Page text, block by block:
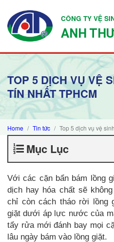
CÔNG TY VỆ
ANH
TOP 5 DỊCH VỤ VỆ
TÍN NHẤT TPHCM
Home Tin tức Top 5 dịch vụ vệ
Mục Lục
Với các cặn bẩn bám lồng
dịch hay hóa chất sẽ
chỉ còn cách tháo rời lồng
giặt dưới áp lực nước của
tẩy rửa mới đánh bay mọi
lâu ngày bám vào lồng giặt.